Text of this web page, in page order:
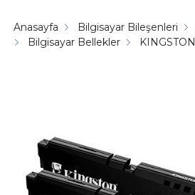
Anasayfa Bilgisayar Bileşenleri
Bilgisayar Bellekler
KINGSTON